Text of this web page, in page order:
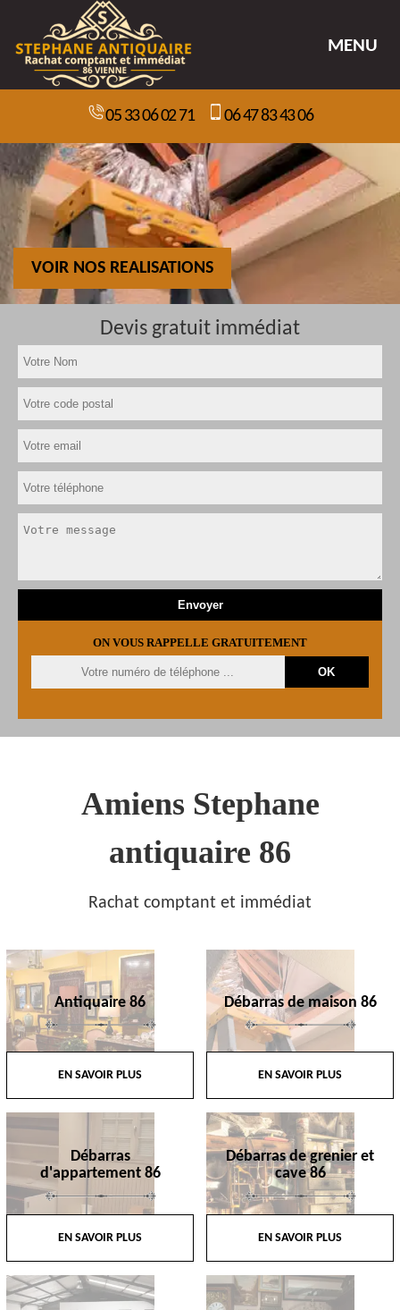
MENU
05 33 06 02 71 06 47 83 43 06
VOIR NOS REALISATIONS
Devis gratuit immédiat
ON VOUS RAPPELLE GRATUITEMENT
Amiens Stephane
antiquaire 86
Rachat comptant et immédiat
Antiquaire 86
EN SAVOIR PLUS
Débarras de maison 86
EN SAVOIR PLUS
Débarras
d'appartement 86
EN SAVOIR PLUS
Débarras de grenier et
cave 86
EN SAVOIR PLUS